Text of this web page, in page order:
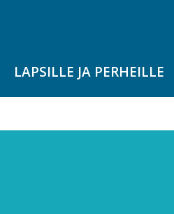
LAPSILLE JA PERHEILLE